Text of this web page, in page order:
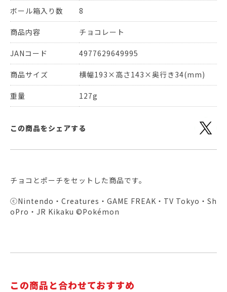
ボール箱入り数 8
商品内容 チョコレート
JANコード 4977629649995
商品サイズ 横幅193×高さ143×奥行き34(mm)
重量 127g
この商品をシェアする
チョコとポーチをセットした商品です。
ⓒNintendo・Creatures・GAME FREAK・TV Tokyo・Sh
oPro・JR Kikaku ©Pokémon
この商品と合わせておすすめ